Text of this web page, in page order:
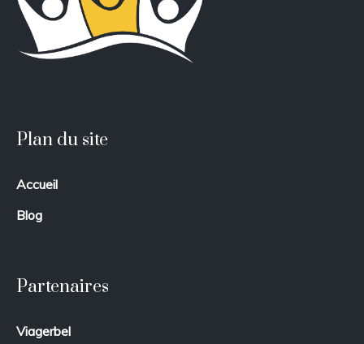
Plan du site
Accueil
Blog
Partenaires
Viagerbel